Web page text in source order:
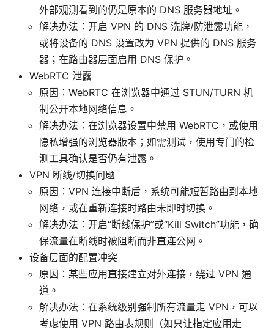
外部观测看到的仍是原本的 DNS 服务器地址。
解决办法：开启 VPN 的 DNS 洗牌/防泄露功能，
或将设备的 DNS 设置改为 VPN 提供的 DNS 服务
器；在路由器层面启用 DNS 保护。
WebRTC 泄露
原因：WebRTC 在浏览器中通过 STUN/TURN 机
制公开本地网络信息。
解决办法：在浏览器设置中禁用 WebRTC，或使用
隐私增强的浏览器版本；如需测试，使用专门的检
测工具确认是否仍有泄露。
VPN 断线/切换问题
原因：VPN 连接中断后，系统可能短暂路由到本地
网络，或在重新连接时路由未即时切换。
解决办法：开启“断线保护”或“Kill Switch”功能，确
保流量在断线时被阻断而非直连公网。
设备层面的配置冲突
原因：某些应用直接建立对外连接，绕过 VPN 通
道。
解决办法：在系统级别强制所有流量走 VPN，可以
考虑使用 VPN 路由表规则（如只让指定应用走